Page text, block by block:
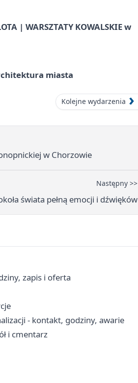
| WARSZTATY KOWALSKIE w
miasta
Kolejne wydarzenia
w Chorzowie
Następny >>
świata pełną emocji i dźwięków
zapis i oferta
- kontakt, godziny, awarie
i cmentarz